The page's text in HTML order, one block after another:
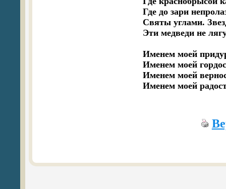
Где до зари
Святы углами.
Эти медведи не
Именем моей
Именем моей
Именем моей
Именем моей